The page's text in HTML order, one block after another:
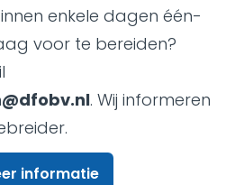
enkele dagen één-
voor te bereiden?
. Wij informeren
informatie